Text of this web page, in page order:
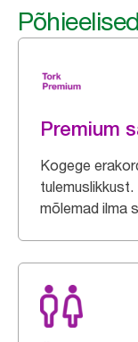
Põhieelised
Premium
Kogege
mõlemad ilma